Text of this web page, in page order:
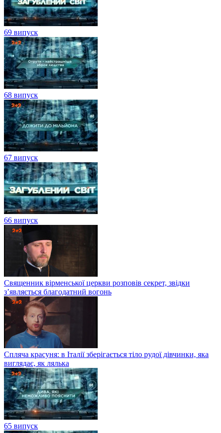
69 випуск
68 випуск
67 випуск
66 випуск
Священник вірменської церкви розповів секрет, звідки
з’являється благодатний вогонь
Спляча красуня: в Італії зберігається тіло рудої дівчинки, яка
виглядає, як лялька
65 випуск